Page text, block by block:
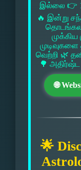
இல்லை 👉
🔥 இன்று
முக்கிய
வெற்றி 🌿
🌳
🌐
🌟